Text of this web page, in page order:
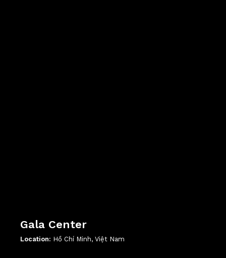
Gala Center
Location: Hồ Chí Minh, Việt Nam